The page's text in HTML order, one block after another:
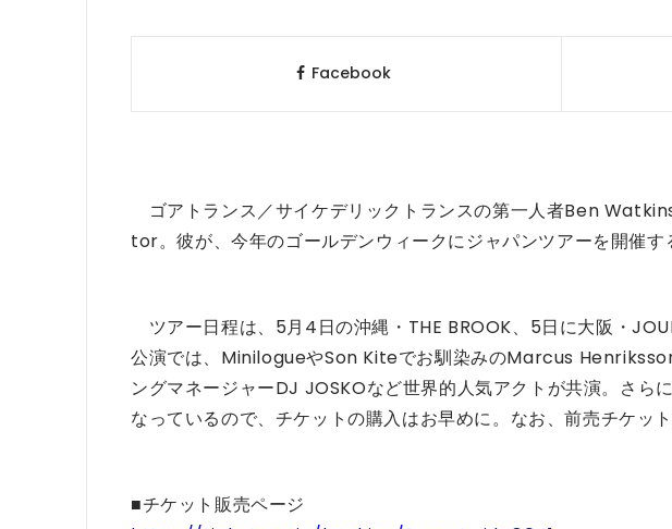
Facebook
ゴアトランス／サイケデリックトランスの第一人者Ben
tor。彼が、今年のゴールデンウィークにジャパンツアーを開催す
ツアー日程は、5月4日の沖縄・THE BROOK、5日に大阪・
公演では、MinilogueやSon Kiteでお馴染みのMarcus
ングマネージャーDJ JOSKOなど世界的人気アクトが共演。さら
なっているので、チケットの購入はお早めに。なお、前売チケッ
■チケット販売ページ